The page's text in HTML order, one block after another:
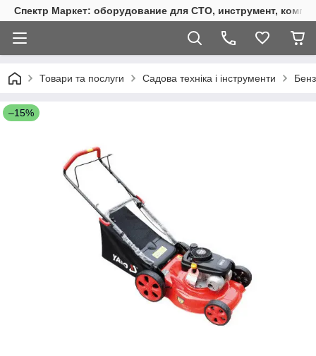
Спектр Маркет: оборудование для СТО, инструмент,
Товари та послуги Садова техніка і інструменти
–15%